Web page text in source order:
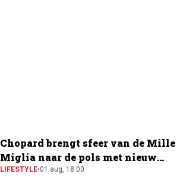
Chopard brengt sfeer van de Mille
Miglia naar de pols met nieuw
horloge
LIFESTYLE•01 aug, 18:00